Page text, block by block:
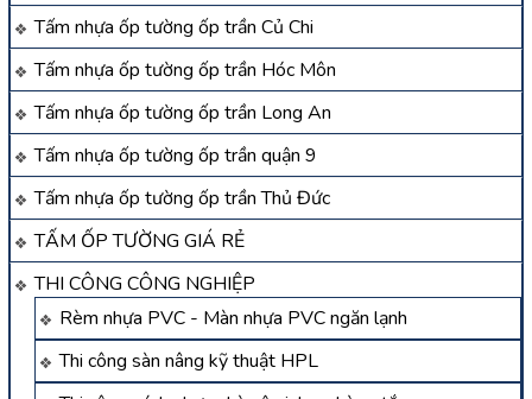
Tấm nhựa ốp tường ốp trần Củ Chi
Tấm nhựa ốp tường ốp trần Hóc Môn
Tấm nhựa ốp tường ốp trần Long An
Tấm nhựa ốp tường ốp trần quận 9
Tấm nhựa ốp tường ốp trần Thủ Đức
TẤM ỐP TƯỜNG GIÁ RẺ
THI CÔNG CÔNG NGHIỆP
Rèm nhựa PVC - Màn nhựa PVC ngăn lạnh
Thi công sàn nâng kỹ thuật HPL